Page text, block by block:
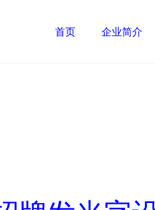
首页 企业简介